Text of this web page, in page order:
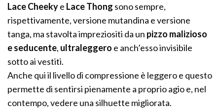
Lace Cheekye Lace Thong sono sempre,
rispettivamente, versione mutandina e versione
tanga, ma stavolta impreziositi da un pizzo malizioso
e seducente, ultraleggero e anch’esso invisibile
sotto ai vestiti.
Anche qui il livello di compressione è leggero e questo
permette di sentirsi pienamente a proprio agio e, nel
contempo, vedere una silhuette migliorata.